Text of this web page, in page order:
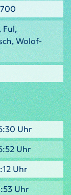
Ful,
Wolof-
Uhr
Uhr
Uhr
Uhr